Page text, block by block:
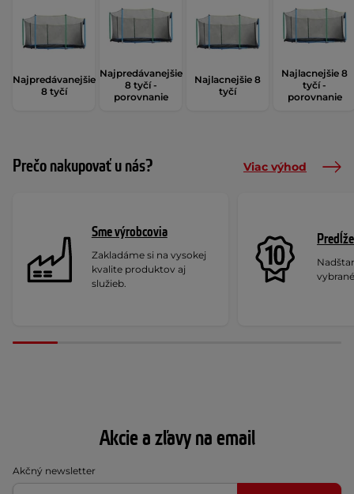
Najpredávanejšie
8 tyčí
Najpredávanejšie
8 tyčí -
porovnanie
Najlacnejšie 8
tyčí
Najlacnejšie 8
tyčí -
porovnanie
Prečo nakupovať u nás? Viac výhod
Sme výrobcovia
Zakladáme si na vysokej
kvalite produktov aj
služieb.
Akcie a zľavy na email
Akčný newsletter